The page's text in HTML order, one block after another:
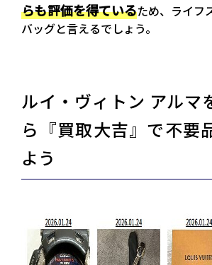
らも評価を得ているため、ライフ
バッグと言えるでしょう。
ルイ・ヴィトン アルマ
ら『買取大吉』で不要
よう